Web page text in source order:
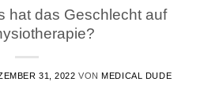
hat das Geschlecht auf
31, 2022 VONMEDICAL DUDE